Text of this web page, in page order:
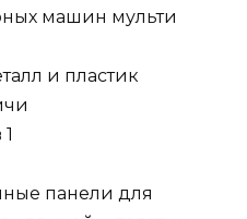
и пластик
панели для